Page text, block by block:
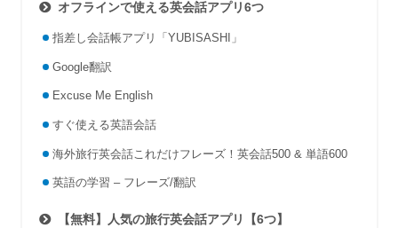
オフラインで使える英会話アプリ6つ
指差し会話帳アプリ「YUBISASHI」
Google翻訳
Excuse Me English
すぐ使える英語会話
海外旅行英会話これだけフレーズ！英会話500 & 単語600
英語の学習 – フレーズ/翻訳
【無料】人気の旅行英会話アプリ【6つ】